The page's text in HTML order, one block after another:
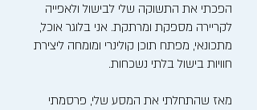
הפכתי את התשוקה שלי לבישול ולאפייה
לקריירה מספקת ומרתקת. אני בלוגר אוכל,
מתכונאי, מפתח תוכן קולינרי ומומחה ליצירת
חוויות בישול בלתי נשכחות.
מאז שהתחלתי את המסע שלי, פרסמתי